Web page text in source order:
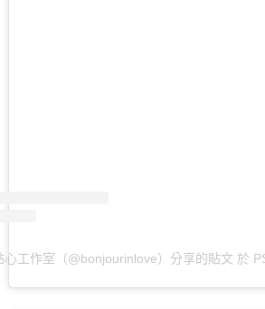
心工作室（@bonjourinlove）分享的貼文 於